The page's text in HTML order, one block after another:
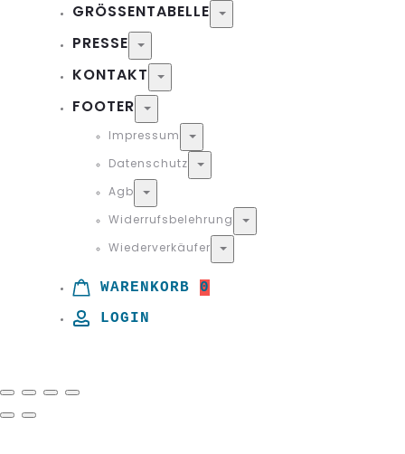
GRÖSSENTABELLE Toggle
PRESSE Toggle
KONTAKT Toggle
FOOTER Toggle
Impressum Toggle
Datenschutz Toggle
Agb Toggle
Widerrufsbelehrung Toggle
Wiederverkäufer Toggle
WARENKORB
0
LOGIN